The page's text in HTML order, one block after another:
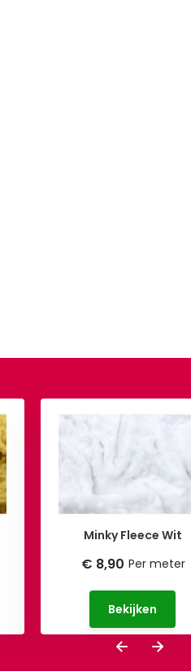
Minky Fleece Wit
€ 8,90 Per meter
Bekijken